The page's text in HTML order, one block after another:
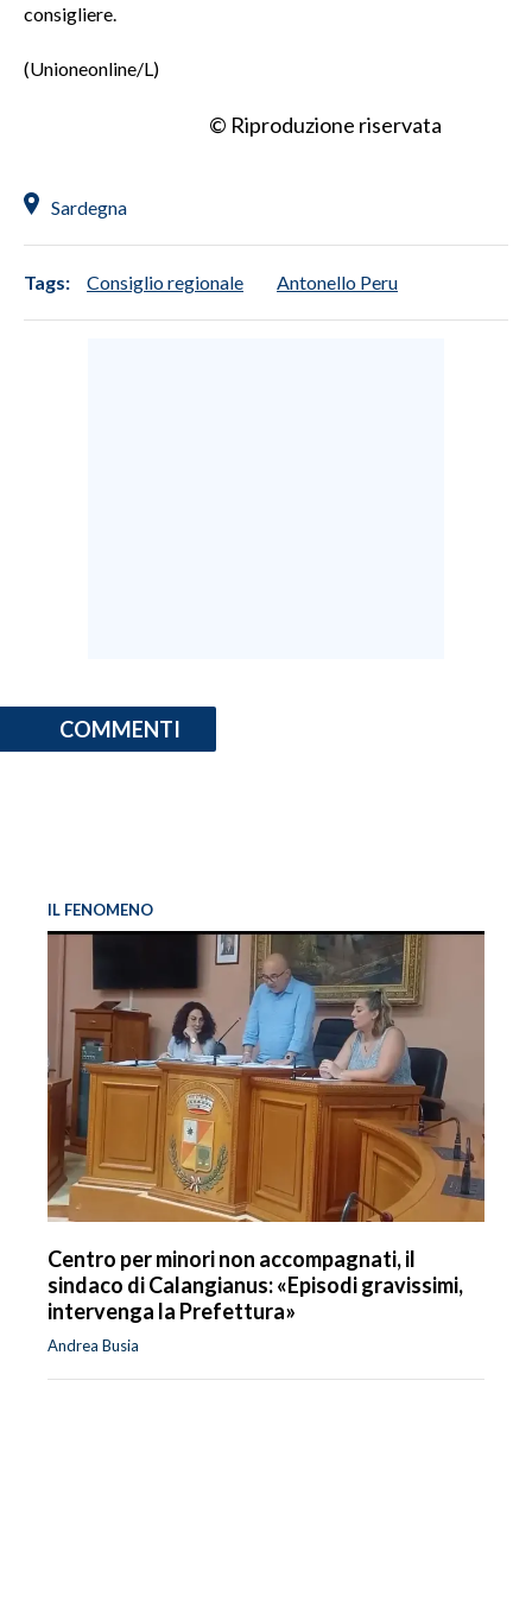
INSULARITÀ
INFO AZIENDE
PUBBLICITÀ
SPIAGGE
STORE
consigliere.
(Unioneonline/L)
© Riproduzione riservata
Sardegna
Tags: Consiglio regionale Antonello Peru
COMMENTI
IL FENOMENO
Centro per minori non accompagnati, il
sindaco di Calangianus: «Episodi gravissimi,
intervenga la Prefettura»
Andrea Busia